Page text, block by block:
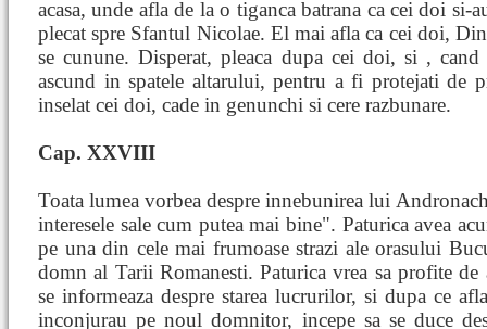
acasa, unde afla de la o tiganca batrana ca cei doi si-
plecat spre Sfantul Nicolae. El mai afla ca cei doi,
se cunune. Disperat, pleaca dupa cei doi, si ,
ascund in spatele altarului, pentru a fi protejati de
inselat cei doi, cade in genunchi si cere razbunare.
Cap. XXVIII
Toata lumea vorbea despre innebunirea lui
interesele sale cum putea mai bine". Paturica avea
pe una din cele mai frumoase strazi ale orasului
domn al Tarii Romanesti. Paturica vrea sa profite de
se informeaza despre starea lucrurilor, si dupa ce
inconjurau pe noul domnitor, incepe sa se duce